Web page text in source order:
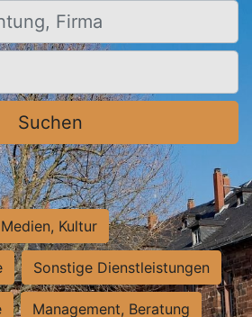
Suchen
Kultur
Sonstige Dienstleistungen
Management, Beratung